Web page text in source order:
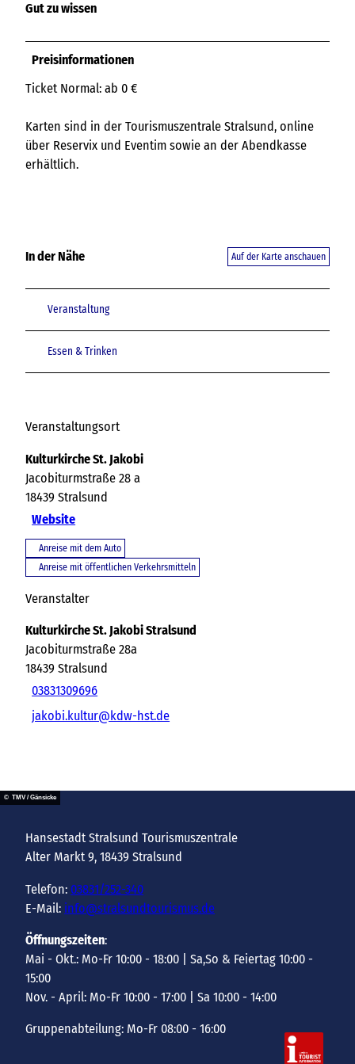
Gut zu wissen
Preisinformationen
Ticket Normal: ab 0 €
Karten sind in der Tourismuszentrale Stralsund, online
über Reservix und Eventim sowie an der Abendkasse
erhältlich.
In der Nähe Auf der Karte anschauen
Veranstaltung
Essen & Trinken
Veranstaltungsort
Kulturkirche St. Jakobi
Jacobiturmstraße 28 a
18439 Stralsund
Website
Anreise mit dem Auto
Anreise mit öffentlichen Verkehrsmitteln
Veranstalter
Kulturkirche St. Jakobi Stralsund
Jacobiturmstraße 28a
18439 Stralsund
03831309696
jakobi.kultur@kdw-hst.de
© TMV / Gänsicke
Hansestadt Stralsund Tourismuszentrale
Alter Markt 9, 18439 Stralsund
Telefon: 03831/252-340
E-Mail: info@stralsundtourismus.de
Öffnungszeiten:
Mai - Okt.: Mo-Fr 10:00 - 18:00 | Sa,So & Feiertag 10:00 -
15:00
Nov. - April: Mo-Fr 10:00 - 17:00 | Sa 10:00 - 14:00
Gruppenabteilung: Mo-Fr 08:00 - 16:00